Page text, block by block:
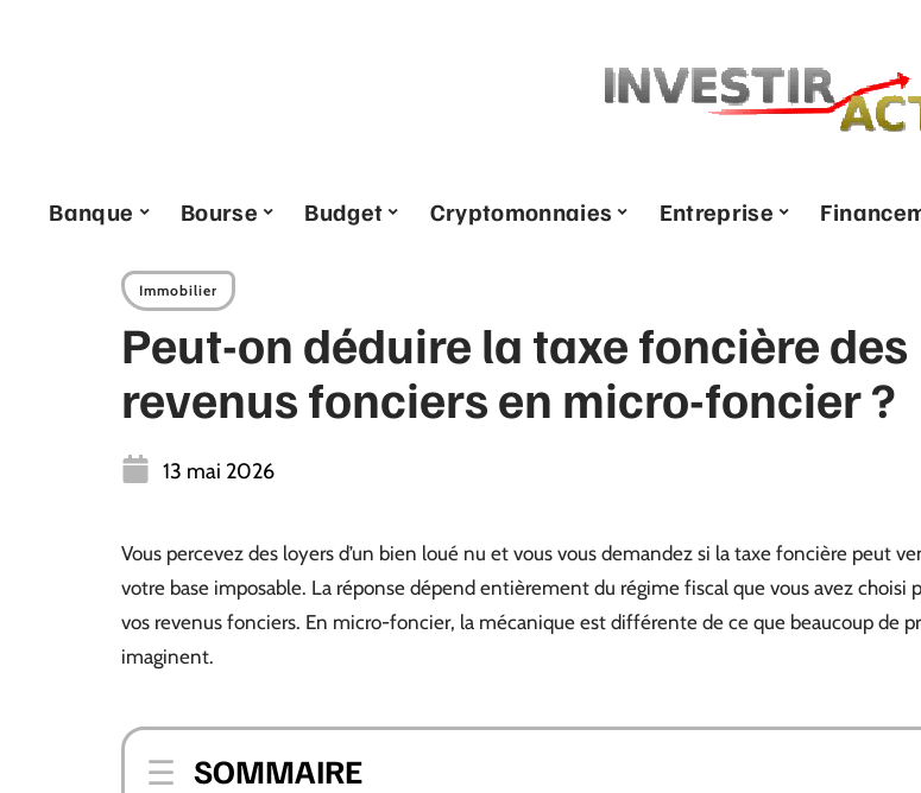
Banque Bourse Budget Cryptomonnaies Entreprise
Immobilier
Peut-on déduire la taxe foncière des
revenus fonciers en micro-foncier ?
13 mai 2026
Vous percevez des loyers d’un bien loué nu et vous vous demandez si la taxe foncière peut
votre base imposable. La réponse dépend entièrement du régime fiscal que vous avez choisi
vos revenus fonciers. En micro-foncier, la mécanique est différente de ce que beaucoup de
imaginent.
SOMMAIRE